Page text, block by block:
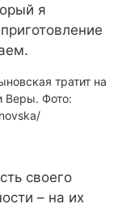
я
тратит на
Веры. Фото:
своего
– на их